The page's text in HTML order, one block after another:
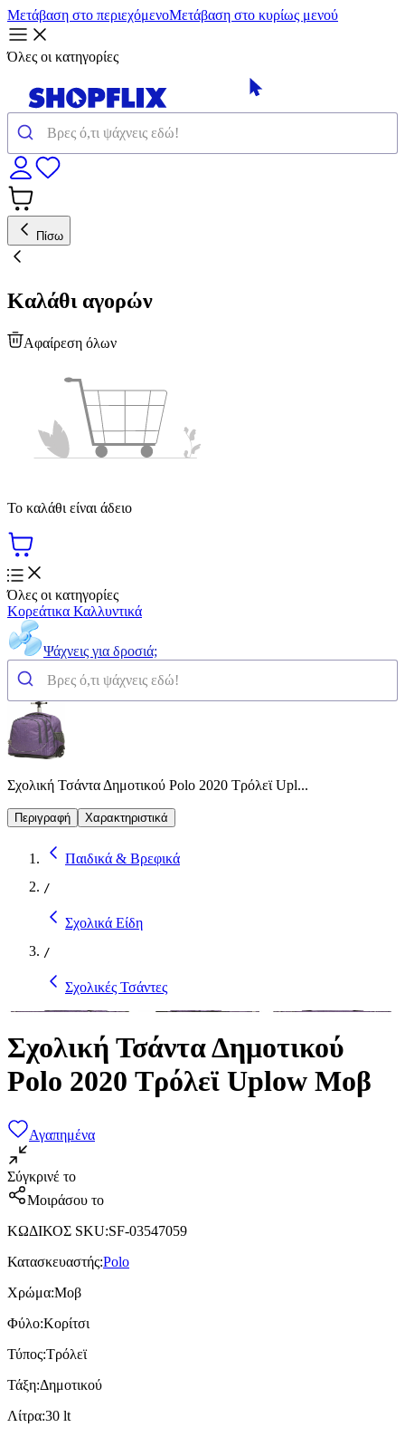
Μετάβαση στο περιεχόμενοΜετάβαση στο κυρίως μενού
Όλες οι κατηγορίες
Πίσω
Καλάθι αγορών
Αφαίρεση όλων
Το καλάθι είναι άδειο
Όλες οι κατηγορίες
Κορεάτικα Καλλυντικά
Ψάχνεις για δροσιά;
Σχολική Τσάντα Δημοτικού Polo 2020 Τρόλεϊ Upl...
Περιγραφή Χαρακτηριστικά
Παιδικά & Βρεφικά
/
Σχολικά Είδη
/
Σχολικές Τσάντες
Σχολική Τσάντα Δημοτικού
Polo 2020 Τρόλεϊ Uplow Μοβ
Αγαπημένα
Σύγκρινέ το
Μοιράσου το
ΚΩΔΙΚΟΣ SKU:SF-03547059
Κατασκευαστής:Polo
Χρώμα:Μοβ
Φύλο:Κορίτσι
Τύπος:Τρόλεϊ
Τάξη:Δημοτικού
Λίτρα:30 lt